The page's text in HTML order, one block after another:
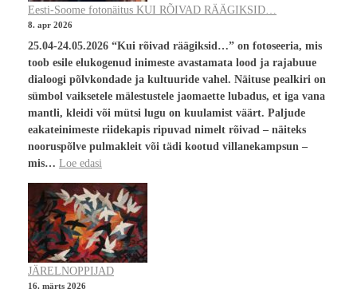
Eesti-Soome fotonäitus KUI RÕIVAD RÄÄGIKSID…
8. apr 2026
25.04-24.05.2026 “Kui rõivad räägiksid…” on fotoseeria, mis
toob esile elukogenud inimeste avastamata lood ja rajabuue
dialoogi põlvkondade ja kultuuride vahel. Näituse pealkiri on
sümbol vaiksetele mälestustele jaomaette lubadus, et iga vana
mantli, kleidi või mütsi lugu on kuulamist väärt. Paljude
eakateinimeste riidekapis ripuvad nimelt rõivad – näiteks
nooruspõlve pulmakleit või tädi kootud villanekampsun –
mis… Loe edasi
JÄRELNOPPIJAD
16. märts 2026